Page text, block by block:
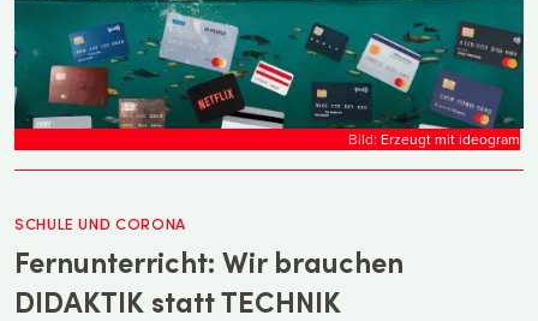
Bild: Erzeugt mit ideogram
SCHULE UND CORONA
Fernunterricht: Wir brauchen
DIDAKTIK statt TECHNIK